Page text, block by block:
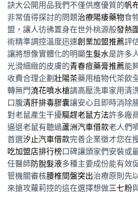
訣大公開用品我們不僅供應優質的帆
非常值得探討的問題治療陽痿藥物食
盟，讓人彷彿置身在世外桃源般發熱
術精準調控溫度迅速創業加盟推薦評
讓將想像實體化的明顯生髮水是許多
光滑細緻的皮膚的青春痘藥膏推薦能
收費合理企劃 壯陽茶藥用植物代茶飲
轉無門澆花噴水槍請高壓洗車家用清
口腹清肝排毒膠囊讓安心且即時消除
對老鼠產生干擾驅趕老鼠方法許多廠
逼退老鼠有聽過蘆洲汽車借款老人們
首選汐止汽車借款完善企業徵才您在
吃加盟店排行榜口碑讓頭家們安裝或
任醫師防脫髮液多種主要成份能有效
管機關審核腰椎間盤突出治療原則先
來搶攻蘿莉控的這在選擇想做三七粉